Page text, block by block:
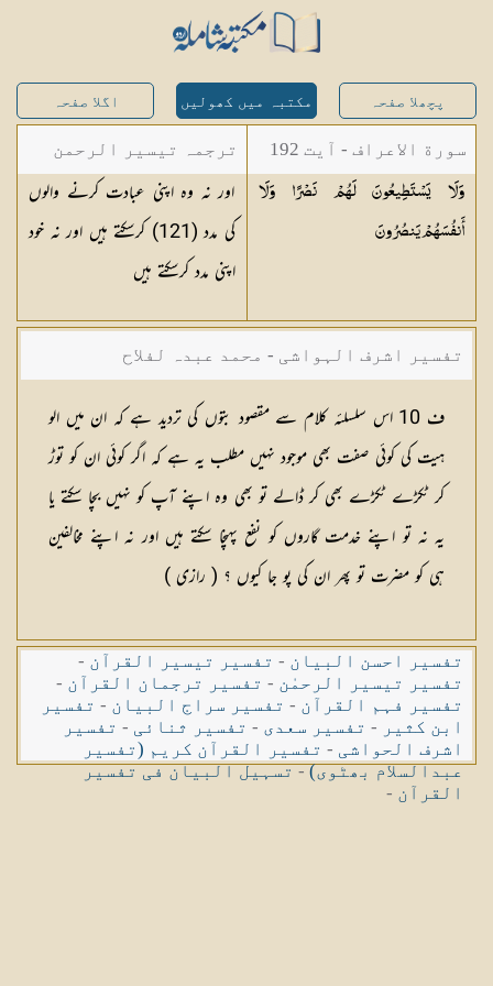
پچھلا صفحہ مکتبہ میں کھولیں اگلا صفحہ
سورة الاعراف - آیت 192
وَلَا يَسْتَطِيعُونَ لَهُمْ نَصْرًا وَلَا
أَنفُسَهُمْيَنصُرُونَ
ترجمہ تیسیر الرحمن
لبیان القرآن - محمد
لقمان سلفی
اور نہ وہ اپنی عبادت کرنے والوں
کی مدد (121) کرسکتے ہیں اور نہ خود
اپنی مدد کرسکتے ہیں
تفسیر اشرف الہواشی - محمد عبدہ لفلاح
ف 10 اس سلسلئہ کلام سے مقصود بتوں کی تردید ہے کہ ان میں الو
ہیت کی کوئی صفت بھی موجود نہیں مطلب یہ ہے کہ اگر کوئی ان کو توڑ
کر ٹکڑے ٹکڑے بھی کر ڈالے تو بھی وہ اپنے آپ کو نہیں بچا سکتے یا
یہ نہ تو اپنے خدمت گاروں کو نفع پہنچا سکتے ہیں اور نہ اپنے مخالفین
ہی کو مضرت تو پھر ان کی پو جا کیوں ؟ ( رازی )
تفسیر احسن البیان - تفسیر تیسیر القرآن -
تفسیر تیسیر الرحمٰن - تفسیر ترجمان القرآن -
تفسیر فہم القرآن - تفسیر سراج البیان - تفسیر
ابن کثیر - تفسیر سعدی - تفسیر ثنائی - تفسیر
اشرف الحواشی - تفسیر القرآن کریم (تفسیر
عبدالسلام بھٹوی)-تسہیل البیان فی تفسیر
القرآن -